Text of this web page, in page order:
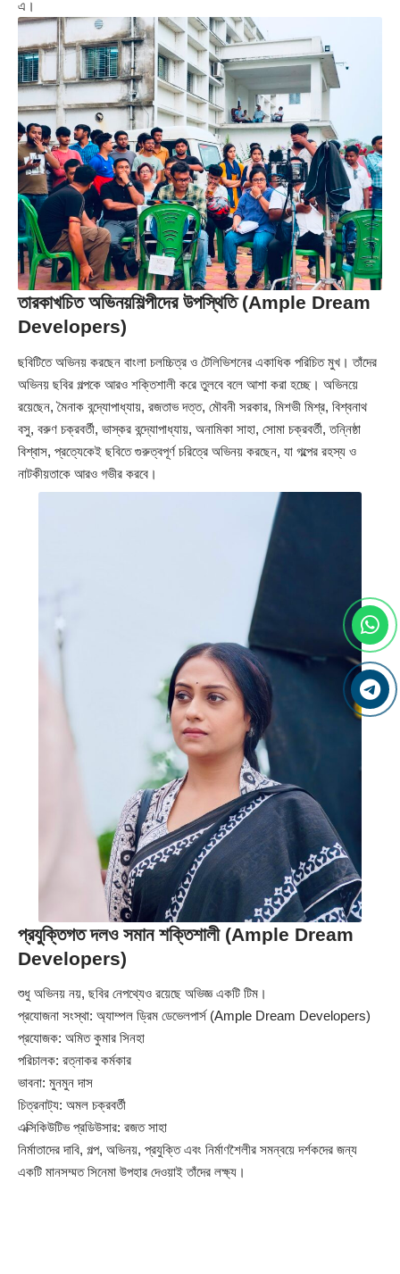
এ।
তারকাখচিত অভিনয়শিল্পীদের উপস্থিতি (Ample Dream
Developers)
ছবিটিতে অভিনয় করছেন বাংলা চলচ্চিত্র ও টেলিভিশনের একাধিক পরিচিত মুখ। তাঁদের
অভিনয় ছবির গল্পকে আরও শক্তিশালী করে তুলবে বলে আশা করা হচ্ছে। অভিনয়ে
রয়েছেন, মৈনাক বন্দ্যোপাধ্যায়, রজতাভ দত্ত, মৌবনী সরকার, মিশভী মিশ্র, বিশ্বনাথ
বসু, বরুণ চক্রবর্তী, ভাস্কর বন্দ্যোপাধ্যায়, অনামিকা সাহা, সোমা চক্রবর্তী, তন্নিষ্ঠা
বিশ্বাস, প্রত্যেকেই ছবিতে গুরুত্বপূর্ণ চরিত্রে অভিনয় করছেন, যা গল্পের রহস্য ও
নাটকীয়তাকে আরও গভীর করবে।
প্রযুক্তিগত দলও সমান শক্তিশালী (Ample Dream
Developers)
শুধু অভিনয় নয়, ছবির নেপথ্যেও রয়েছে অভিজ্ঞ একটি টিম।
প্রযোজনা সংস্থা: অ্যাম্পল ড্রিম ডেভেলপার্স (Ample Dream Developers)
প্রযোজক: অমিত কুমার সিনহা
পরিচালক: রত্নাকর কর্মকার
ভাবনা: মুনমুন দাস
চিত্রনাট্য: অমল চক্রবর্তী
এক্সিকিউটিভ প্রডিউসার: রজত সাহা
নির্মাতাদের দাবি, গল্প, অভিনয়, প্রযুক্তি এবং নির্মাণশৈলীর সমন্বয়ে দর্শকদের জন্য
একটি মানসম্মত সিনেমা উপহার দেওয়াই তাঁদের লক্ষ্য।